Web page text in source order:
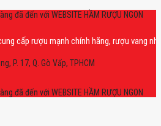
đã đến với WEBSITE HẦM RƯỢU NGON
rượu mạnh chính hãng, rượu vang nhập
P. 17, Q. Gò Vấp, TPHCM
đã đến với WEBSITE HẦM RƯỢU NGON